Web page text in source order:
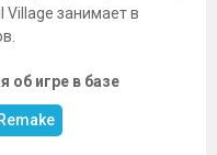
занимает в
об игре в базе